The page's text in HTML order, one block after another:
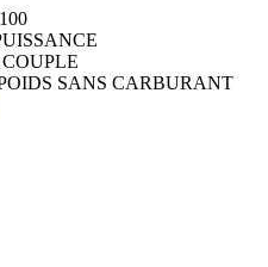
COUPLE
SANS CARBURANT